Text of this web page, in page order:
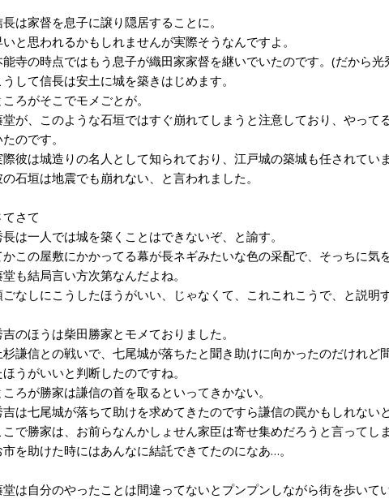
は家督を息子に譲り隠居することに。
と思われるかもしれませんが実際そうなんですよ。
寺の時点ではもう息子が織田家家督を継いでいたのです。(だから
して信長は安土に城を築きはじめます。
ろがそこでモメごとが。
が、このような石垣ではすぐ崩れてしまうと注意しており、やって
のです。
彼は城造りの名人として知られており、江戸城の築城も任されていま
石垣は地震でも崩れない、と言われました。
さて
は一人では城を築くことはできないぞ、と諭す。
この屋敷にかかってる幕が長ネギみたいな色の采配で、そっちに気
も結局言い方次第なんだよね。
なしにこうしたほうがいい、じゃなくて、これこれこうで、と説明
のほうは柴田勝家とモメておりました。
謙信との戦いで、七尾城が落ちたと聞き助けに向かったのだけれど
ほうがいいと判断したのですね。
ろが勝家は謙信の首を取るといってきかない。
は七尾城が落ちて助けを求めてきたのですら謙信の罠かもしれない
で勝家は、お前らなんかしょせん家臣は寄せ集めだろうと言ってしま
を助けた時にはあんなに結託できてたのになあ…。
は自分のやったことは間違ってないとプンプンしながら街を歩いてい